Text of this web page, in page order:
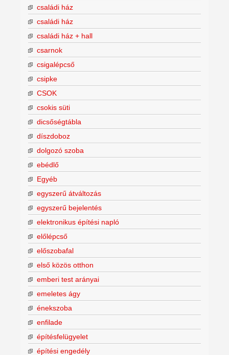
családi ház
családi ház
családi ház + hall
csarnok
csigalépcső
csipke
CSOK
csokis süti
dicsőségtábla
díszdoboz
dolgozó szoba
ebédlő
Egyéb
egyszerű átváltozás
egyszerű bejelentés
elektronikus építési napló
előlépcső
előszobafal
első közös otthon
emberi test arányai
emeletes ágy
énekszoba
enfilade
építésfelügyelet
építési engedély